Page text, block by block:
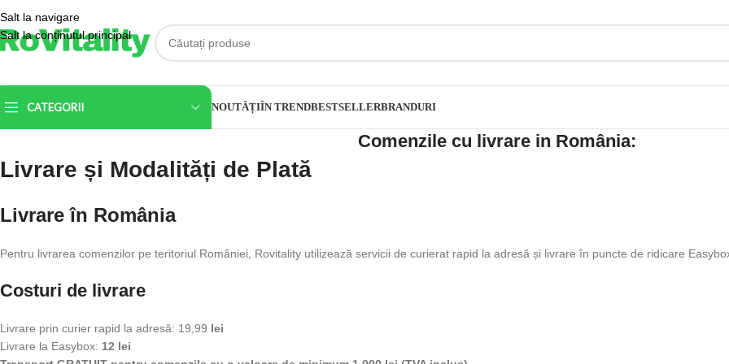
Salt la navigare
Salt la conținutul principal
CATEGORII NOUTĂȚIÎN TRENDBESTSELLERBRANDURI
Comenzile cu livrare in România:
Livrare și Modalități de Plată
Livrare în România
Pentru livrarea comenzilor pe teritoriul României, Rovitality utilizează servicii de curierat rapid la adresă și livrare în puncte de ridicare
Costuri de livrare
Livrare prin curier rapid la adresă: 19,99 lei
Livrare la Easybox: 12 lei